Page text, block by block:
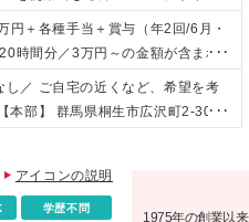
強い意欲のある方 ◎学歴不問 ＜こ
自分のアイデアや行動で「会社が
たい方 ◎企画や撮影など、色々な
方 ◎ビジネスの裏側や仕組み全体
＋各種手当＋賞与（年2回/6月・
時間分／3万円～の金額が含まれ
給。 ■パート｜WEBデザイン・写
ど、実務にしっかり関わっていた
円 ※残業代は全額支給いたし
期間は3か月（期間中の給与・待
せん）
し／ ご自宅の近くなど、希望を考
本部】 群馬県桐生市広沢町2-3037
アイコンの説明
学歴不問
1975年の創業以